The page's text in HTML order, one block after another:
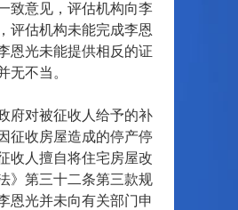
致意见，评估机构向李
评估机构未能完成李恩
恩光未能提供相反的证
无不当。
府对被征收人给予的补
征收房屋造成的停产停
收人擅自将住宅房屋改
》第三十二条第三款规
恩光并未向有关部门申